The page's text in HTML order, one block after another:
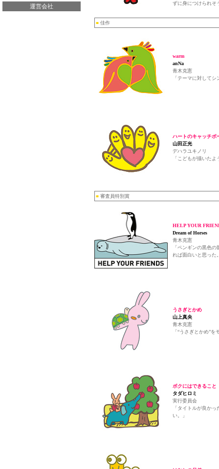
運営会社
ずに身につけられそ
■ 佳作
warm
anNa
青木克憲
「テーマに対して
ハートのキャッチボ
山田正光
デハラユキノリ
「こどもが描いた
■ 審査員特別賞
HELP YOUR
Dream of Horses
青木克憲
「ペンギンの黒色
れば面白いと思った
うさぎとかめ
山上真央
青木克憲
「“うさぎとかめ”
ボクにはできること
タダヒロミ
実行委員会
「タイトルが良か
い。」